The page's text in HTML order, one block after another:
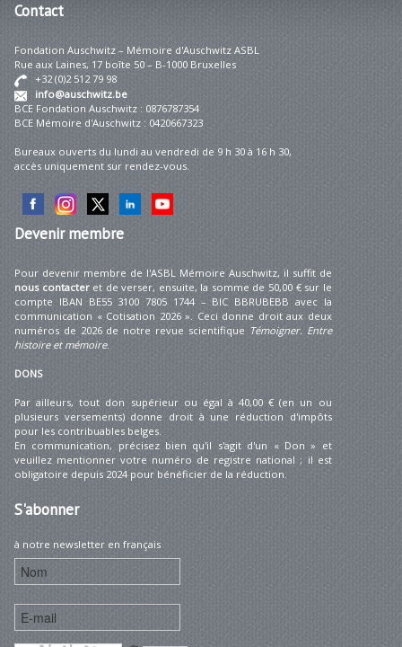
Contact
Fondation Auschwitz – Mémoire d'Auschwitz ASBL
Rue aux Laines, 17 boîte 50 – B-1000 Bruxelles
+32 (0)2 512 79 98
info@auschwitz.be
BCE Fondation Auschwitz : 0876787354
BCE Mémoire d'Auschwitz : 0420667323
Bureaux ouverts du lundi au vendredi de 9 h 30 à 16 h 30,
accès uniquement sur rendez-vous.
Devenirmembre
Pour devenir membre de l'ASBL Mémoire Auschwitz, il suffit de
nous contacteret de verser, ensuite, la somme de 50,00 € sur le
compte IBAN BE55 3100 7805 1744 – BIC BBRUBEBB avec la
communication « Cotisation 2026 ». Ceci donne droit aux deux
numéros de 2026 de notre revue scientifique Témoigner. Entre
histoire et mémoire.
DONS
Par ailleurs, tout don supérieur ou égal à 40,00 € (en un ou
plusieurs versements) donne droit à une réduction d'impôts
pour les contribuables belges.
En communication, précisez bien qu'il s'agit d'un « Don » et
veuillez mentionner votre numéro de registre national ; il est
obligatoire depuis 2024 pour bénéficier de la réduction.
S'abonner
à notre newsletter en français